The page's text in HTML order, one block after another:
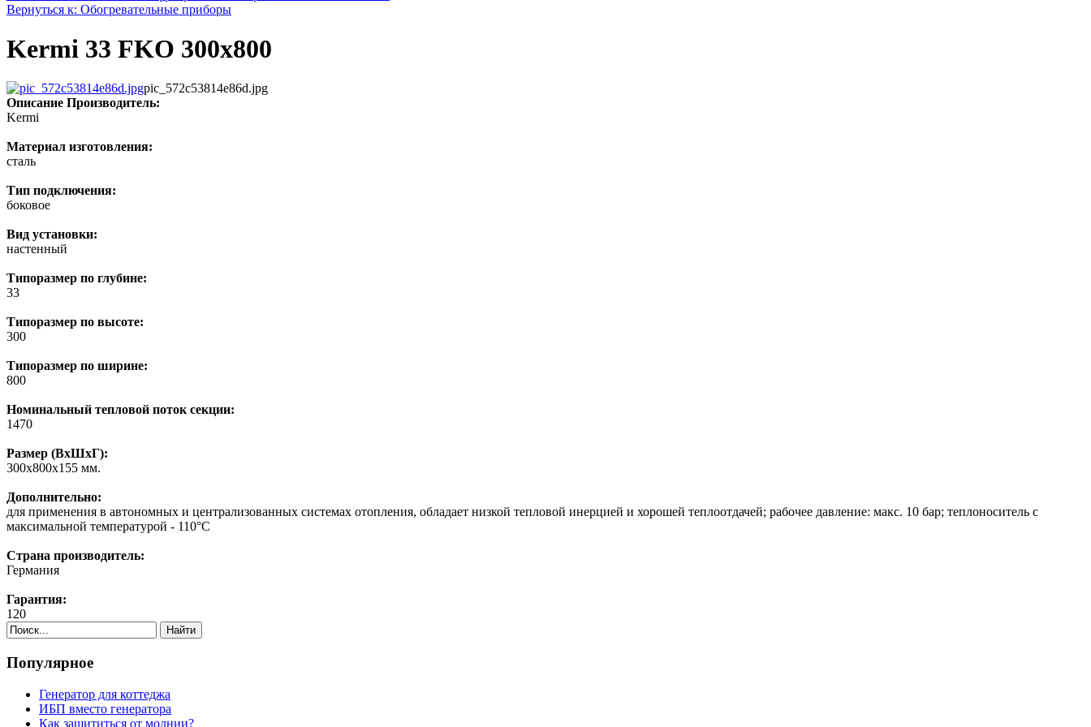
Вернуться к: Обогревательные приборы
Kermi 33 FKO 300x800
pic_572c53814e86d.jpg
Описание Производитель:
Kermi
Материал изготовления:
сталь
Тип подключения:
боковое
Вид установки:
настенный
Типоразмер по глубине:
33
Типоразмер по высоте:
300
Типоразмер по ширине:
800
Номинальный тепловой поток секции:
1470
Размер (ВхШхГ):
300х800х155 мм.
Дополнительно:
для применения в автономных и централизованных системах отопления, обладает низкой тепловой инерцией и хорошей теплоотдачей; рабочее давление: макс. 10 бар; теплоноситель с
максимальной температурой - 110°C
Страна производитель:
Германия
Гарантия:
120
Найти
Популярное
Генератор для коттеджа
ИБП вместо генератора
Как защититься от молнии?